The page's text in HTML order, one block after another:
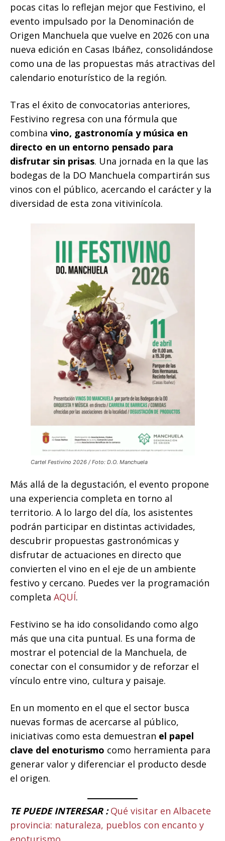
pocas citas lo reflejan mejor que Festivino, el
evento impulsado por la Denominación de
Origen Manchuela que vuelve en 2026 con una
nueva edición en Casas Ibáñez, consolidándose
como una de las propuestas más atractivas del
calendario enoturístico de la región.
Tras el éxito de convocatorias anteriores,
Festivino regresa con una fórmula que
combina vino, gastronomía y música en
directo en un entorno pensado para
disfrutar sin prisas. Una jornada en la que las
bodegas de la DO Manchuela compartirán sus
vinos con el público, acercando el carácter y la
diversidad de esta zona vitivinícola.
Cartel Festivino 2026 / Foto: D.O. Manchuela
Más allá de la degustación, el evento propone
una experiencia completa en torno al
territorio. A lo largo del día, los asistentes
podrán participar en distintas actividades,
descubrir propuestas gastronómicas y
disfrutar de actuaciones en directo que
convierten el vino en el eje de un ambiente
festivo y cercano. Puedes ver la programación
completa AQUÍ.
Festivino se ha ido consolidando como algo
más que una cita puntual. Es una forma de
mostrar el potencial de la Manchuela, de
conectar con el consumidor y de reforzar el
vínculo entre vino, cultura y paisaje.
En un momento en el que el sector busca
nuevas formas de acercarse al público,
iniciativas como esta demuestran el papel
clave del enoturismo como herramienta para
generar valor y diferenciar el producto desde
el origen.
TE PUEDE INTERESAR :Qué visitar en Albacete
provincia: naturaleza, pueblos con encanto y